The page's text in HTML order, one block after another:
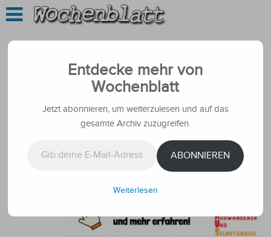
Entdecke mehr von
Wochenblatt
Jetzt abonnieren, um weiterzulesen und auf das
gesamte Archiv zuzugreifen.
ABONNIEREN
Weiterlesen